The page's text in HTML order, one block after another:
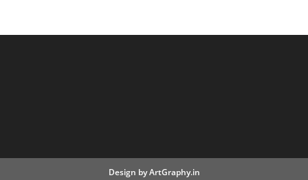
Design byArtGraphy.in